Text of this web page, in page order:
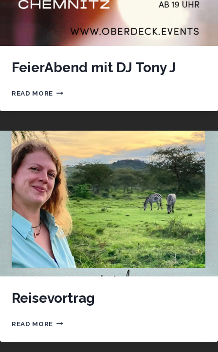
FeierAbend mit DJ Tony J
READ MORE FEIERABEND
DJ
J
Reisevortrag
READ MORE REISEVORTRAG